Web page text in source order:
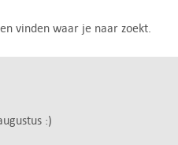
vinden waar je naar zoekt.
:)